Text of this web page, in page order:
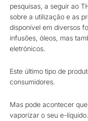
pesquisas, a seguir ao
sobre a utilização e as
disponível em diversos
infusões, óleos, mas
eletrónicos.
Este último tipo de
consumidores.
Mas pode acontecer
vaporizar o seu e-